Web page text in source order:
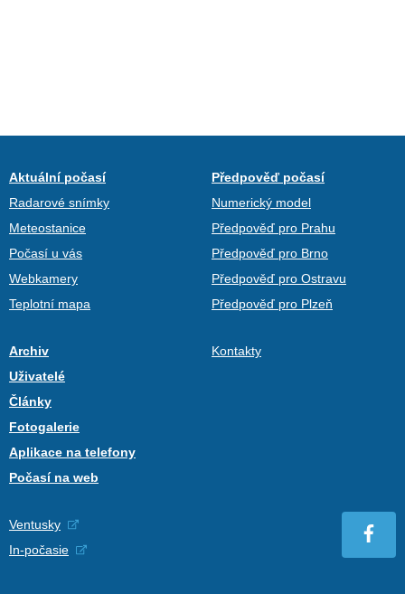
Aktuální počasí
Radarové snímky
Meteostanice
Počasí u vás
Webkamery
Teplotní mapa
Předpověď počasí
Numerický model
Předpověď pro Prahu
Předpověď pro Brno
Předpověď pro Ostravu
Předpověď pro Plzeň
Archiv
Uživatelé
Články
Fotogalerie
Aplikace na telefony
Počasí na web
Kontakty
Ventusky
In-počasie